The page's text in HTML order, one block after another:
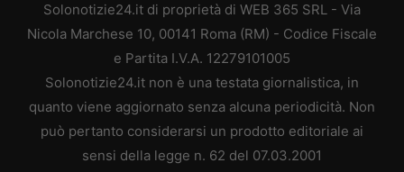
Solonotizie24.it di proprietà di WEB 365 SRL - Via
Nicola Marchese 10, 00141 Roma (RM) - Codice Fiscale
e Partita I.V.A. 12279101005
Solonotizie24.it non è una testata giornalistica, in
quanto viene aggiornato senza alcuna periodicità. Non
può pertanto considerarsi un prodotto editoriale ai
sensi della legge n. 62 del 07.03.2001